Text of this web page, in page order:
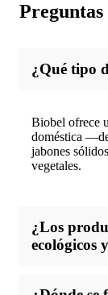
¿Qué tipo
Biobel ofrece
doméstica
jabones
vegetales.
¿Los
ecológicos
Sí, sus